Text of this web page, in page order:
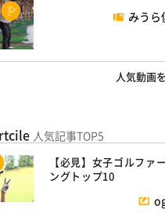
みうら
人気動画
人気記事TOP5
【必見】女子ゴルファ
ングトップ10